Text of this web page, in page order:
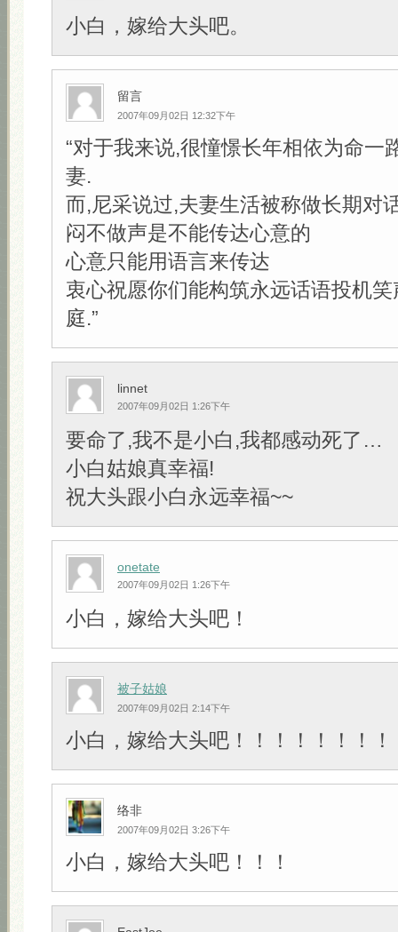
小白，嫁给大头吧。
留言
2007年09月02日 12:32下午
“对于我来说,很憧憬长年相依为命一
妻.
而,尼采说过,夫妻生活被称做长期对
闷不做声是不能传达心意的
心意只能用语言来传达
衷心祝愿你们能构筑永远话语投机
庭.”
linnet
2007年09月02日 1:26下午
要命了,我不是小白,我都感动死了…
小白姑娘真幸福!
祝大头跟小白永远幸福~~
onetate
2007年09月02日 1:26下午
小白，嫁给大头吧！
被子姑娘
2007年09月02日 2:14下午
小白，嫁给大头吧！！！！！！！！
络非
2007年09月02日 3:26下午
小白，嫁给大头吧！！！